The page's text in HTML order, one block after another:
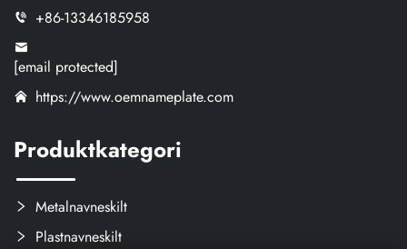
+86-13346185958
[email protected]
https://www.oemnameplate.com
Produktkategori
Metalnavneskilt
Plastnavneskilt